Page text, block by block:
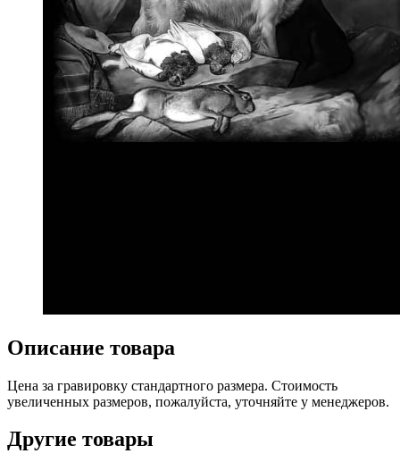
Описание товара
Цена за гравировку стандартного размера. Стоимость
увеличенных размеров, пожалуйста, уточняйте у менеджеров.
Другие товары